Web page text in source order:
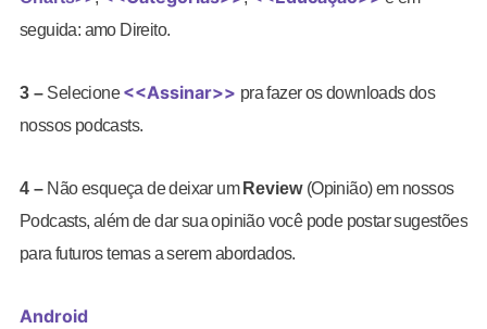
seguida: amo Direito.
3 – Selecione<<Assinar>> pra fazer os downloads dos
nossos podcasts.
4 – Não esqueça de deixar um Review(Opinião) em nossos
Podcasts, além de dar sua opinião você pode postar sugestões
para futuros temas a serem abordados.
Android